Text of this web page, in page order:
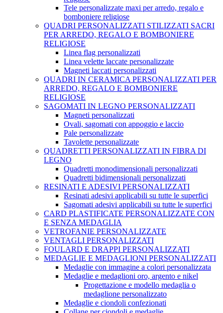
Tele personalizzate maxi per arredo, regalo e
bomboniere religiose
QUADRI PERSONALIZZATI STILIZZATI SACRI
PER ARREDO, REGALO E BOMBONIERE
RELIGIOSE
Linea flag personalizzati
Linea velette laccate personalizzate
Magneti laccati personalizzati
QUADRI IN CERAMICA PERSONALIZZATI PER
ARREDO, REGALO E BOMBONIERE
RELIGIOSE
SAGOMATI IN LEGNO PERSONALIZZATI
Magneti personalizzati
Ovali, sagomati con appoggio e laccio
Pale personalizzate
Tavolette personalizzate
QUADRETTI PERSONALIZZATI IN FIBRA DI
LEGNO
Quadretti monodimensionali personalizzati
Quadretti bidimensionali personalizzati
RESINATI E ADESIVI PERSONALIZZATI
Resinati adesivi applicabili su tutte le superfici
Sagomati adesivi applicabili su tutte le superfici
CARD PLASTIFICATE PERSONALIZZATE CON
E SENZA MEDAGLIA
VETROFANIE PERSONALIZZATE
VENTAGLI PERSONALIZZATI
FOULARD E DRAPPI PERSONALIZZATI
MEDAGLIE E MEDAGLIONI PERSONALIZZATI
Medaglie con immagine a colori personalizzata
Medaglie e medaglioni oro, argento e nikel
Progettazione e modello medaglia o
medaglione personalizzato
Medaglie e ciondoli confezionati